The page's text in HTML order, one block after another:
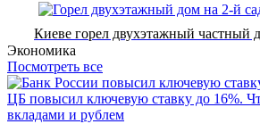
Киеве горел двухэтажный частный
Экономика
Посмотреть все
ЦБ повысил ключевую ставку до 16%.
вкладами и рублем